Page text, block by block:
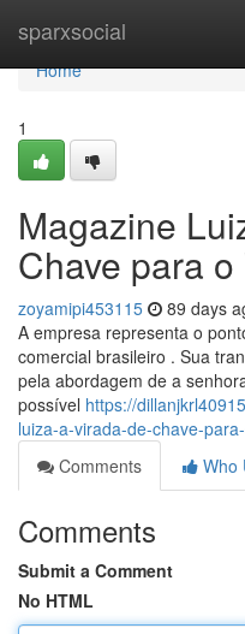
sparxsocial
Home
Home
1
Magazine
Chave para
zoyamipi453115 89 days
A empresa representa o
comercial brasileiro . Sua
pela abordagem de a
possível https://
luiza-a-virada-de-chave-
Comments
Who
Comments
Submit a Comment
No HTML